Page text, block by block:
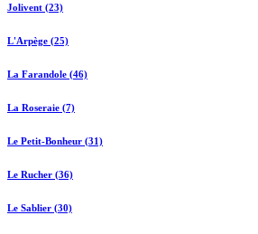
Jolivent (23)
L'Arpège (25)
La Farandole (46)
La Roseraie (7)
Le Petit-Bonheur (31)
Le Rucher (36)
Le Sablier (30)